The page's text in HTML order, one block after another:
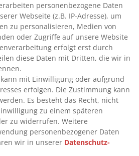
ÖLE
personenbezogene Daten
Webseite (z.B. IP-Adresse), um
zu personalisieren, Medien von
oder Zugriffe auf unsere Website
erfolgt erst durch
diese Daten mit Dritten, die wir in
mit Einwilligung oder aufgrund
erfolgen. Die Zustimmung kann
Es besteht das Recht, nicht
zu einem späteren
zu widerrufen. Weitere
personenbezogener Daten
wir in unserer Daten­schutz­